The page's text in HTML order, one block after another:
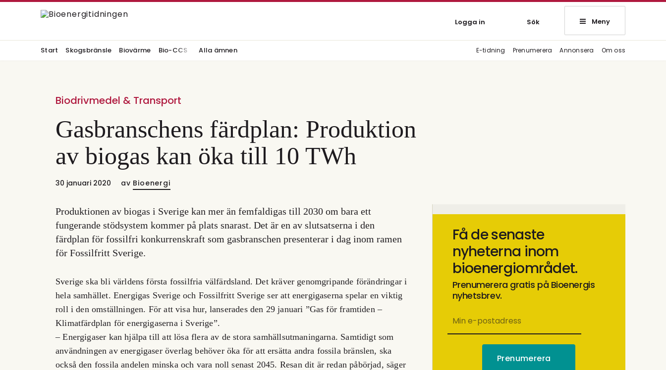
Logga in Sök Meny
Start Skogsbränsle Biovärme Bio-CCS Alla ämnen E-tidning Prenumerera Annonsera Om oss
Biodrivmedel & Transport
Gasbranschens färdplan: Produktion
av biogas kan öka till 10 TWh
30 januari 2020 av Bioenergi
Produktionen av biogas i Sverige kan mer än femfaldigas till 2030 om bara ett
fungerande stödsystem kommer på plats snarast. Det är en av slutsatserna i den
färdplan för fossilfri konkurrenskraft som gasbranschen presenterar i dag inom ramen
för Fossilfritt Sverige.
Sverige ska bli världens första fossilfria välfärdsland. Det kräver genomgripande förändringar i
hela samhället. Energigas Sverige och Fossilfritt Sverige ser att energigaserna spelar en viktig
roll i den omställningen. För att visa hur, lanserades den 29 januari ”Gas för framtiden –
Klimatfärdplan för energigaserna i Sverige”.
– Energigaser kan hjälpa till att lösa flera av de stora samhällsutmaningarna. Samtidigt som
användningen av energigaser överlag behöver öka för att ersätta andra fossila bränslen, ska
också den fossila andelen minska och vara noll senast 2045. Resan dit är redan påbörjad, säger
Få de senaste
nyheterna inom
bioenergiområdet.
Prenumerera gratis på Bioenergis
nyhetsbrev.